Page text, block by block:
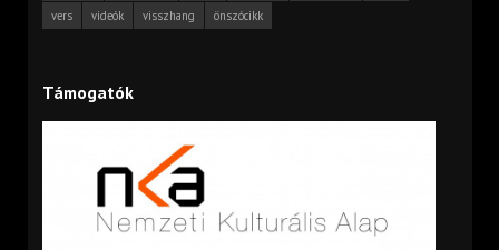
vers
videók visszhang önszócikk
Támogatók